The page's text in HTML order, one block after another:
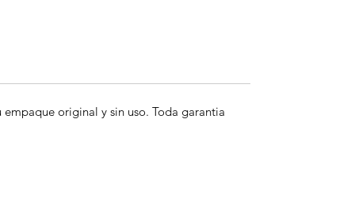
original y sin uso. Toda garantia